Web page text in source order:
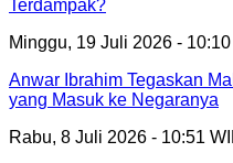
Terdampak?
Minggu, 19 Juli 2026 -
Anwar Ibrahim Tegaskan
yang Masuk ke Negaranya
Rabu, 8 Juli 2026 - 10:51